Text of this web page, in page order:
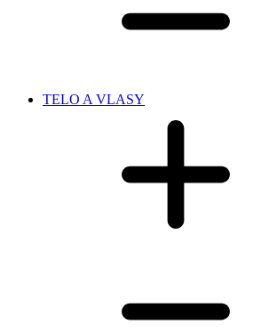
TELO A VLASY